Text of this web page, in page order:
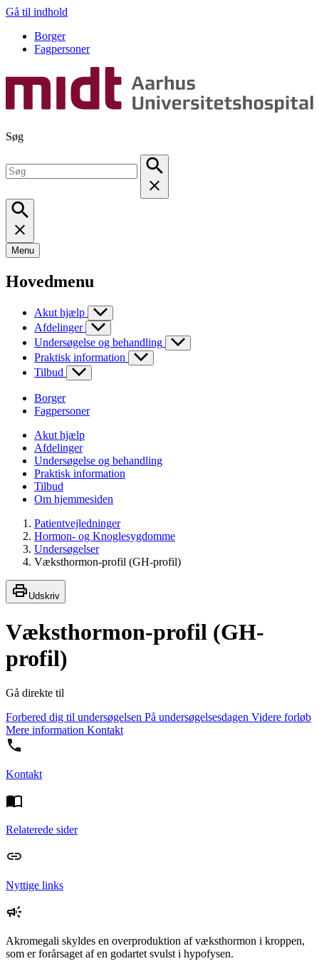
Gå til indhold
Borger
Fagpersoner
Søg
Menu
Hovedmenu
Akut hjælp
Afdelinger
Undersøgelse og behandling
Praktisk information
Tilbud
Borger
Fagpersoner
Akut hjælp
Afdelinger
Undersøgelse og behandling
Praktisk information
Tilbud
Om hjemmesiden
Patientvejledninger
Hormon- og Knoglesygdomme
Undersøgelser
Væksthormon-profil (GH-profil)
Udskriv
Væksthormon-profil (GH-
profil)
Gå direkte til
Forbered dig til undersøgelsen På undersøgelsesdagen Videre forløb
Mere information Kontakt
Kontakt
Relaterede sider
Nyttige links
Akromegali skyldes en overproduktion af væksthormon i kroppen,
som er forårsaget af en godartet svulst i hypofysen.